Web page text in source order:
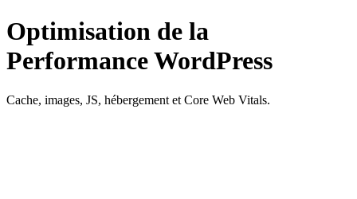
Optimisation de la
Performance WordPress
Cache, images, JS, hébergement et Core Web Vitals.